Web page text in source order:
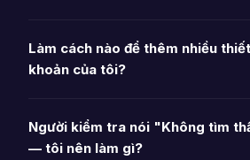
Làm cách nào để thêm nhiều
khoản của tôi?
Người kiểm tra nói "Không tìm
— tôi nên làm gì?